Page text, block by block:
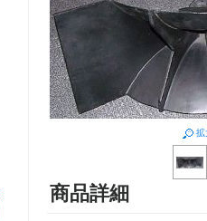
拡
商品詳細